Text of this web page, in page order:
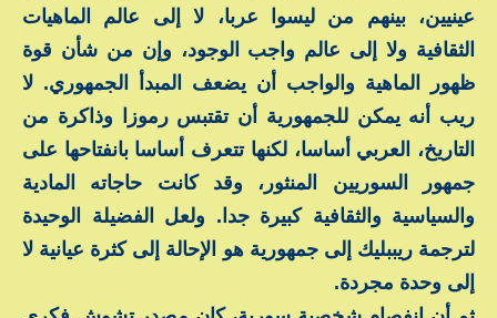
عينيين، بينهم من ليسوا عربا، لا إلى عالم الماهيات
الثقافية ولا إلى عالم واجب الوجود، وإن من شأن قوة
ظهور الماهية والواجب أن يضعف المبدأ الجمهوري. لا
ريب أنه يمكن للجمهورية أن تقتبس رموزا وذاكرة من
التاريخ، العربي أساسا، لكنها تتعرف أساسا بانفتاحها على
جمهور السوريين المنثور، وقد كانت حاجاته المادية
والسياسية والثقافية كبيرة جدا. ولعل الفضيلة الوحيدة
لترجمة ريببليك إلى جمهورية هو الإحالة إلى كثرة عيانية لا
إلى وحدة مجردة.